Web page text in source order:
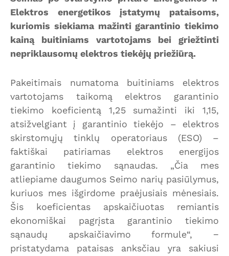
Elektros energetikos įstatymų pataisoms,
kuriomis siekiama mažinti garantinio tiekimo
kainą buitiniams vartotojams bei griežtinti
nepriklausomų elektros tiekėjų priežiūrą.
Pakeitimais numatoma buitiniams elektros
vartotojams taikomą elektros garantinio
tiekimo koeficientą 1,25 sumažinti iki 1,15,
atsižvelgiant į garantinio tiekėjo – elektros
skirstomųjų tinklų operatoriaus (ESO) –
faktiškai patiriamas elektros energijos
garantinio tiekimo sąnaudas. „Čia mes
atliepiame daugumos Seimo narių pasiūlymus,
kuriuos mes išgirdome praėjusiais mėnesiais.
Šis koeficientas apskaičiuotas remiantis
ekonomiškai pagrįsta garantinio tiekimo
sąnaudų apskaičiavimo formule“, −
pristatydama pataisas anksčiau yra sakiusi